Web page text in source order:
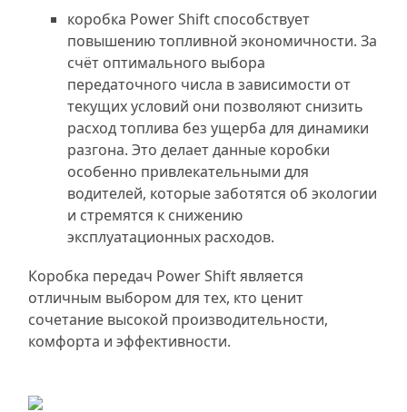
коробка Power Shift способствует
повышению топливной экономичности. За
счёт оптимального выбора
передаточного числа в зависимости от
текущих условий они позволяют снизить
расход топлива без ущерба для динамики
разгона. Это делает данные коробки
особенно привлекательными для
водителей, которые заботятся об экологии
и стремятся к снижению
эксплуатационных расходов.
Коробка передач Power Shift является
отличным выбором для тех, кто ценит
сочетание высокой производительности,
комфорта и эффективности.